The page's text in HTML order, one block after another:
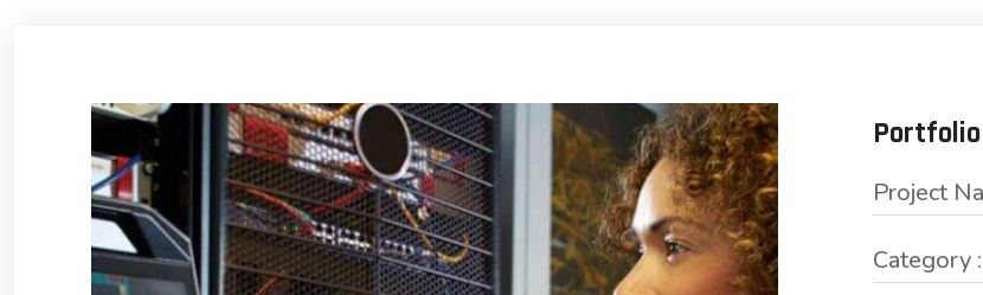
Project
Category :